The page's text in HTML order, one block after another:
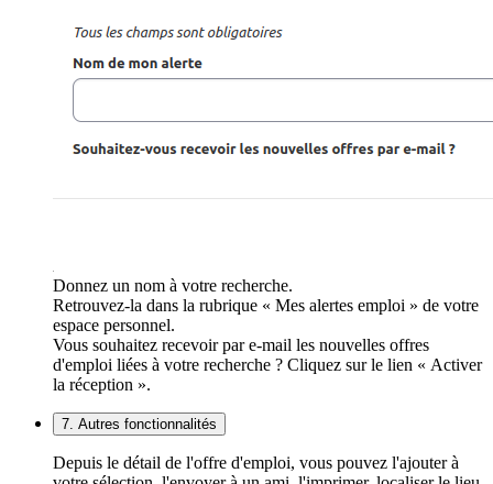
Donnez un nom à votre recherche.
Retrouvez-la dans la rubrique « Mes alertes emploi » de votre
espace personnel.
Vous souhaitez recevoir par e-mail les nouvelles offres
d'emploi liées à votre recherche ? Cliquez sur le lien « Activer
la réception ».
7. Autres fonctionnalités
Depuis le détail de l'offre d'emploi, vous pouvez l'ajouter à